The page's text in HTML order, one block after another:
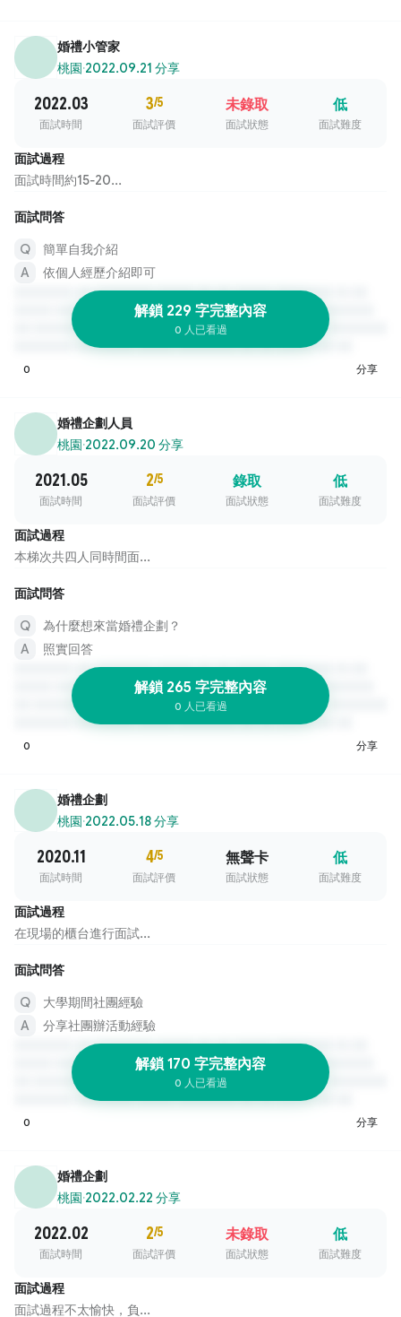
婚禮小管家
桃園·2022.09.21 分享
2022.03
面試時間
3/5
面試評價
未錄取
面試狀態
低
面試難度
面試過程
面試時間約15-20...
面試問答
簡單自我介紹
依個人經歷介紹即可
解鎖 229 字完整內容
0 人已看過
0 分享
婚禮企劃人員
桃園·2022.09.20 分享
2021.05
面試時間
2/5
面試評價
錄取
面試狀態
低
面試難度
面試過程
本梯次共四人同時間面...
面試問答
為什麼想來當婚禮企劃？
照實回答
解鎖 265 字完整內容
0 人已看過
0 分享
婚禮企劃
桃園·2022.05.18 分享
2020.11
面試時間
4/5
面試評價
無聲卡
面試狀態
低
面試難度
面試過程
在現場的櫃台進行面試...
面試問答
大學期間社團經驗
分享社團辦活動經驗
解鎖 170 字完整內容
0 人已看過
0 分享
婚禮企劃
桃園·2022.02.22 分享
2022.02
面試時間
2/5
面試評價
未錄取
面試狀態
低
面試難度
面試過程
面試過程不太愉快，負...